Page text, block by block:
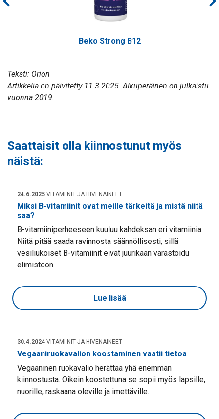
Beko Strong B12
Teksti: Orion
Artikkelia on päivitetty 11.3.2025. Alkuperäinen on julkaistu
vuonna 2019.
Saattaisit olla kiinnostunut myös
näistä:
24.6.2025 VITAMIINIT JA HIVENAINEET
Miksi B-vitamiinit ovat meille tärkeitä ja mistä niitä
saa?
B-vitamiiniperheeseen kuuluu kahdeksan eri vitamiinia.
Niitä pitää saada ravinnosta säännöllisesti, sillä
vesiliukoiset B-vitamiinit eivät juurikaan varastoidu
elimistöön.
Lue lisää
30.4.2024 VITAMIINIT JA HIVENAINEET
Vegaaniruokavalion koostaminen vaatii tietoa
Vegaaninen ruokavalio herättää yhä enemmän
kiinnostusta. Oikein koostettuna se sopii myös lapsille,
nuorille, raskaana oleville ja imettäville.